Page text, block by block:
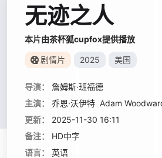
无迹之人
本片由茶杯狐cupfox提供播放
剧情片 2025 美国
导演：
詹姆斯·班福德
主演：
乔恩·沃伊特 Adam
更新：
2025-11-30 16:11
备注：
HD中字
语言：
英语